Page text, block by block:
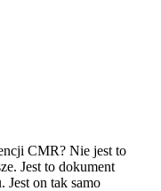
CMR? Nie jest to
Jest to dokument
on tak samo